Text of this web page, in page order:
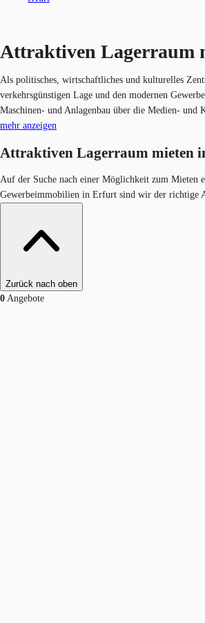
Attraktiven Lagerraum
Als politisches, wirtschaftliches und kulturelles
verkehrsgünstigen Lage und den modernen
Maschinen- und Anlagenbau über die Medien-
mehr anzeigen
Attraktiven Lagerraum mieten
Auf der Suche nach einer Möglichkeit zum Mieten
Gewerbeimmobilien in Erfurt sind wir der richtige
Zurück nach oben
0 Angebote